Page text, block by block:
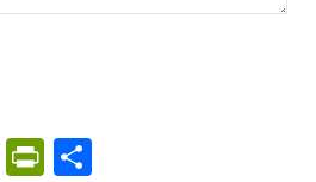
XINGPrintFriendly